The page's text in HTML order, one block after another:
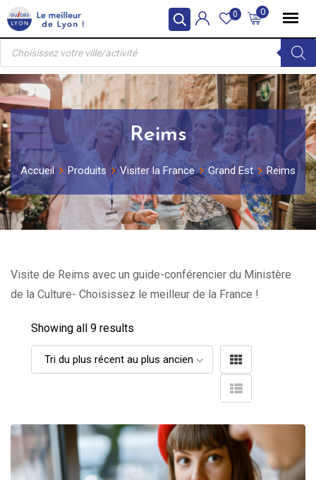
Skip
to
content
0
0
Recherche
produits
Reims
Accueil Produits Visiter la France Grand Est Reims
Visite de Reims avec un guide-conférencier du Ministère
de la Culture- Choisissez le meilleur de la France !
Showing all 9 results